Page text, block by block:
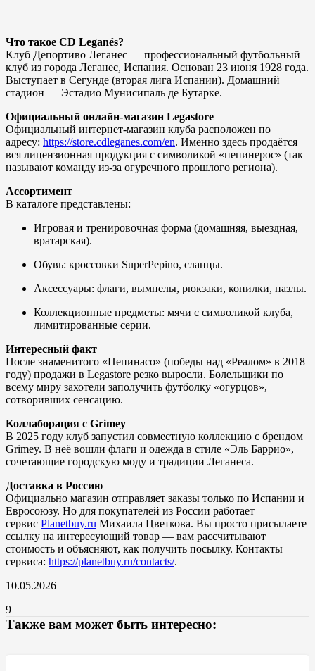
Что такое CD Leganés?
Клуб Депортиво Леганес — профессиональный футбольный
клуб из города Леганес, Испания. Основан 23 июня 1928 года.
Выступает в Сегунде (вторая лига Испании). Домашний
стадион — Эстадио Мунисипаль де Бутарке.
Официальный онлайн-магазин Legastore
Официальный интернет-магазин клуба расположен по
адресу: https://store.cdleganes.com/en. Именно здесь продаётся
вся лицензионная продукция с символикой «пепинерос» (так
называют команду из-за огуречного прошлого региона).
Ассортимент
В каталоге представлены:
Игровая и тренировочная форма (домашняя, выездная,
вратарская).
Обувь: кроссовки SuperPepino, сланцы.
Аксессуары: флаги, вымпелы, рюкзаки, копилки, пазлы.
Коллекционные предметы: мячи с символикой клуба,
лимитированные серии.
Интересный факт
После знаменитого «Пепинасо» (победы над «Реалом» в 2018
году) продажи в Legastore резко выросли. Болельщики по
всему миру захотели заполучить футболку «огурцов»,
сотворивших сенсацию.
Коллаборация с Grimey
В 2025 году клуб запустил совместную коллекцию с брендом
Grimey. В неё вошли флаги и одежда в стиле «Эль Баррио»,
сочетающие городскую моду и традиции Леганеса.
Доставка в Россию
Официально магазин отправляет заказы только по Испании и
Евросоюзу. Но для покупателей из России работает
сервис Planetbuy.ru Михаила Цветкова. Вы просто присылаете
ссылку на интересующий товар — вам рассчитывают
стоимость и объясняют, как получить посылку. Контакты
сервиса: https://planetbuy.ru/contacts/.
10.05.2026
9
Также вам может быть интересно: